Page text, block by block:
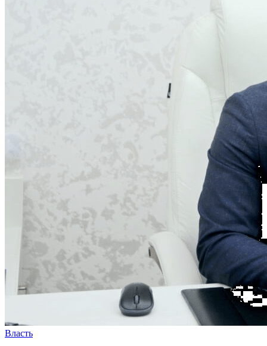
национальных общин за рубежом и африканских дел